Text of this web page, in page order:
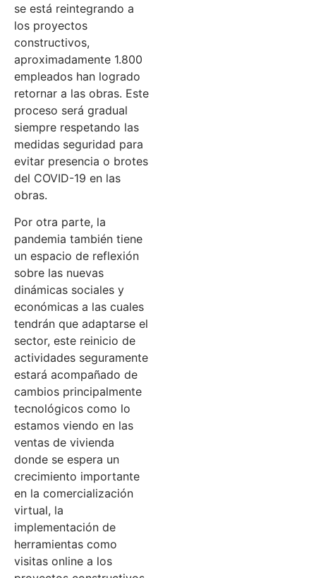
se está reintegrando a
los proyectos
constructivos,
aproximadamente 1.800
empleados han logrado
retornar a las obras. Este
proceso será gradual
siempre respetando las
medidas seguridad para
evitar presencia o brotes
del COVID-19 en las
obras.
Por otra parte, la
pandemia también tiene
un espacio de reflexión
sobre las nuevas
dinámicas sociales y
económicas a las cuales
tendrán que adaptarse el
sector, este reinicio de
actividades seguramente
estará acompañado de
cambios principalmente
tecnológicos como lo
estamos viendo en las
ventas de vivienda
donde se espera un
crecimiento importante
en la comercialización
virtual, la
implementación de
herramientas como
visitas online a los